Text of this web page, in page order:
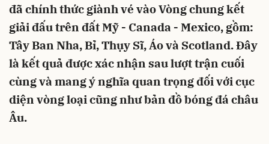
đã chính thức giành vé vào Vòng chung kết
giải đấu trên đất Mỹ - Canada - Mexico, gồm:
Tây Ban Nha, Bỉ, Thụy Sĩ, Áo và Scotland. Đây
là kết quả được xác nhận sau lượt trận cuối
cùng và mang ý nghĩa quan trọng đối với cục
diện vòng loại cũng như bản đồ bóng đá châu
Âu.